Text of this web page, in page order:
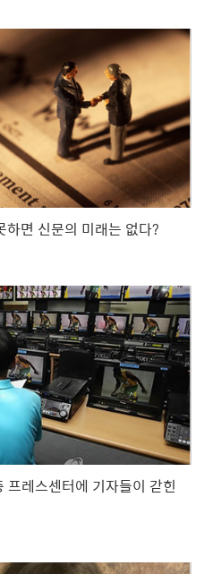
면 신문의 미래는 없다?
프레스센터에 기자들이 갇힌